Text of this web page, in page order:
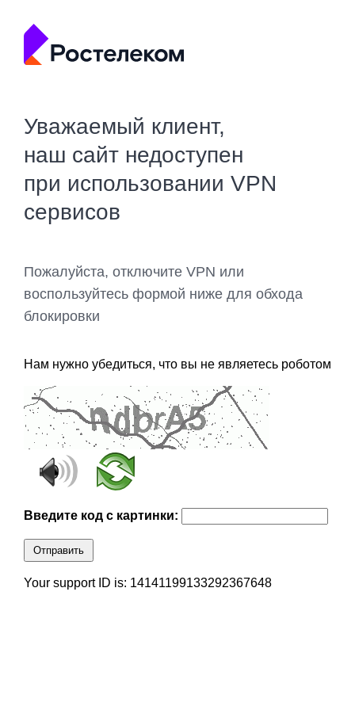
Уважаемый клиент,
наш сайт недоступен
при использовании VPN
сервисов
Пожалуйста, отключите VPN или
воспользуйтесь формой ниже для обхода
блокировки
Нам нужно убедиться, что вы не являетесь роботом
Введите код с картинки:
Отправить
Your support ID is: 14141199133292367648